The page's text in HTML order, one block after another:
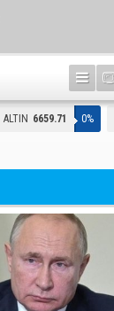
ALTIN 6659.71 0%